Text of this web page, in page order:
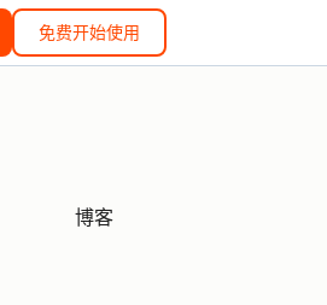
免费开始使用
博客